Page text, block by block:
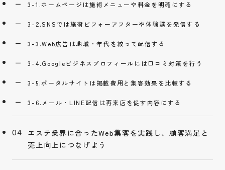
3-1.ホームページは施術メニューや料金を明確にする
3-2.SNSでは施術ビフォーアフターや体験談を発信する
3-3.Web広告は地域・年代を絞って配信する
3-4.Googleビジネスプロフィールには口コミ対策を行う
3-5.ポータルサイトは掲載費用と集客効果を比較する
3-6.メール・LINE配信は再来店を促す内容にする
エステ業界に合ったWeb集客を実践し、顧客満足と
売上向上につなげよう